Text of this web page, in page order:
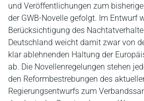
und Veröffentlichungen zum
der GWB-Novelle gefolgt. Im Entwurf
Berücksichtigung des
Deutschland weicht damit zwar von
klar ablehnenden Haltung der
ab. Die Novellenregelungen stehen
den Reformbestrebungen des
Regierungsentwurfs zum